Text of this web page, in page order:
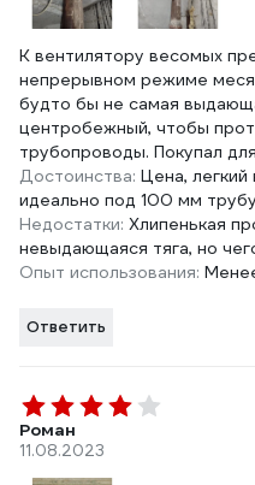
К вентилятору весомых
непрерывном режиме
будто бы не самая
центробежный, чтобы
трубопроводы. Покупал
Достоинства: Цена,
идеально под 100 мм
Недостатки: Хлипенькая
невыдающаяся тяга, но
Опыт использования:
Ответить
Роман
11.08.2023